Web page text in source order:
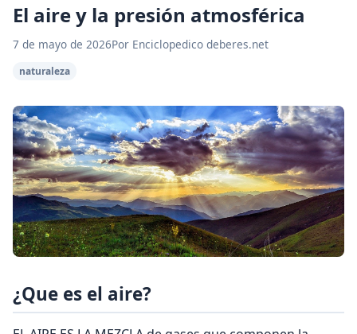
El aire y la presión atmosférica
7 de mayo de 2026Por Enciclopedico deberes.net
naturaleza
¿Que es el aire?